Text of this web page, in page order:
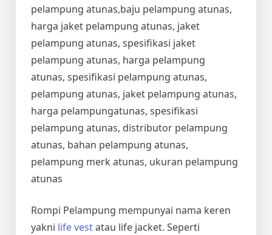
pelampung atunas,baju pelampung atunas,
harga jaket pelampung atunas, jaket
pelampung atunas, spesifikasi jaket
pelampung atunas, harga pelampung
atunas, spesifikasi pelampung atunas,
pelampung atunas, jaket pelampung atunas,
harga pelampungatunas, spesifikasi
pelampung atunas, distributor pelampung
atunas, bahan pelampung atunas,
pelampung merk atunas, ukuran pelampung
atunas
Rompi Pelampung mempunyai nama keren
yakni life vestatau life jacket. Seperti